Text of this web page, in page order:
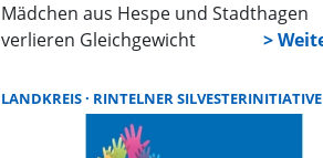
Mädchen aus Hespe und Stadthagen
verlieren Gleichgewicht
LANDKREIS RINTELNER SILVESTERINITIATIVE